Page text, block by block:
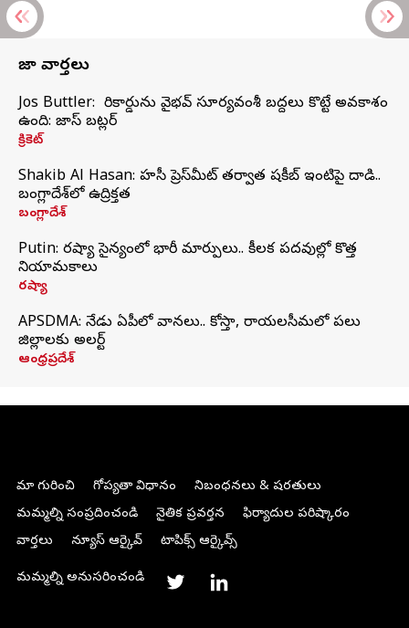
తాజా వార్తలు
Jos Buttler: నా రికార్డును వైభవ్ సూర్యవంశీ బద్దలు కొట్టే అవకాశం
ఉంది: జాస్ బట్లర్
క్రికెట్
Shakib Al Hasan: హసీనా ప్రెస్‌మీట్‌ తర్వాత షకీబ్‌ ఇంటిపై దాడి..
బంగ్లాదేశ్‌లో ఉద్రిక్తత
బంగ్లాదేశ్
Putin: రష్యా సైన్యంలో భారీ మార్పులు.. కీలక పదవుల్లో కొత్త
నియామకాలు
రష్యా
APSDMA: నేడు ఏపీలో వానలు.. కోస్తా, రాయలసీమలో పలు
జిల్లాలకు అలర్ట్
ఆంధ్రప్రదేశ్
మా గురించి గోప్యతా విధానం
నిబంధనలు & షరతులు
మమ్మల్ని సంప్రదించండి
నైతిక ప్రవర్తన
ఫిర్యాదుల పరిష్కారం
వార్తలు
న్యూస్ ఆర్కైవ్ టాపిక్స్ ఆర్కైవ్స్
మమ్మల్ని అనుసరించండి